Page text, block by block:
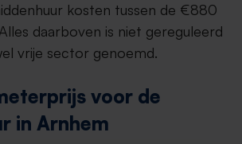
kosten tussen de €880
daarboven is niet gereguleerd
vrije sector genoemd.
voor de
in Arnhem